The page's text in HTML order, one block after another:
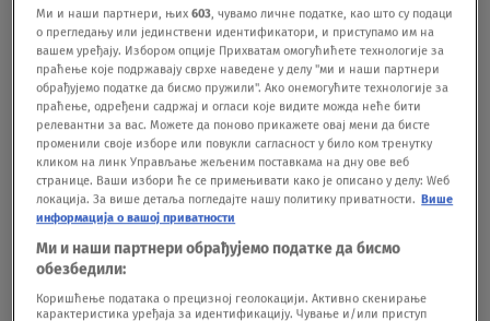
-175 g pirinča
-1 kocka supe od povrća
-60 g pekorina
-2 kašike pesta
-60 g prezli
-ulje
-so, biber
Priprema:
Ми и наши партнери, њих603, чувамо личне податке, као што су подаци
о прегледању или јединствени идентификатори, и приступамо им на
вашем уређају. Избором опције Прихватам омогућићете технологије за
праћење које подржавају сврхе наведене у делу "ми и наши партнери
обрађујемо податке да бисмо пружили". Ако онемогућите технологије за
праћење, одређени садржај и огласи које видите можда неће бити
релевантни за вас. Можете да поново прикажете овај мени да бисте
променили своје изборе или повукли сагласност у било ком тренутку
кликом на линк Управљање жељеним поставкама на дну ове веб
странице. Ваши избори ће се примењивати како је описано у делу: Wеб
локација. За више детаља погледајте нашу политику приватности. Више
информација о вашој приватности
Ми и наши партнери обрађујемо податке да бисмо
обезбедили:
Коришћење података о прецизној геолокацији. Активно скенирање
карактеристика уређаја за идентификацију. Чување и/или приступ